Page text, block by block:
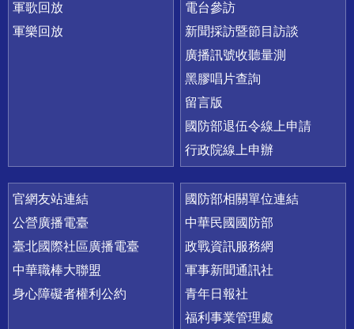
軍歌回放
軍樂回放
電台參訪
新聞採訪暨節目訪談
廣播訊號收聽量測
黑膠唱片查詢
留言版
國防部退伍令線上申請
行政院線上申辦
官網友站連結
公營廣播電臺
臺北國際社區廣播電臺
中華職棒大聯盟
身心障礙者權利公約
國防部相關單位連結
中華民國國防部
政戰資訊服務網
軍事新聞通訊社
青年日報社
福利事業管理處